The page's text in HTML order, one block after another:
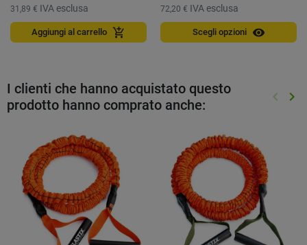
31,89 € IVA esclusa
Aggiungi al carrello add_shopping_cart
72,20 € IVA esclusa
Scegli opzioni visibility
I clienti che hanno acquistato questo
prodotto hanno comprato anche:
keyboard_arrow_left keyboard_arrow_right